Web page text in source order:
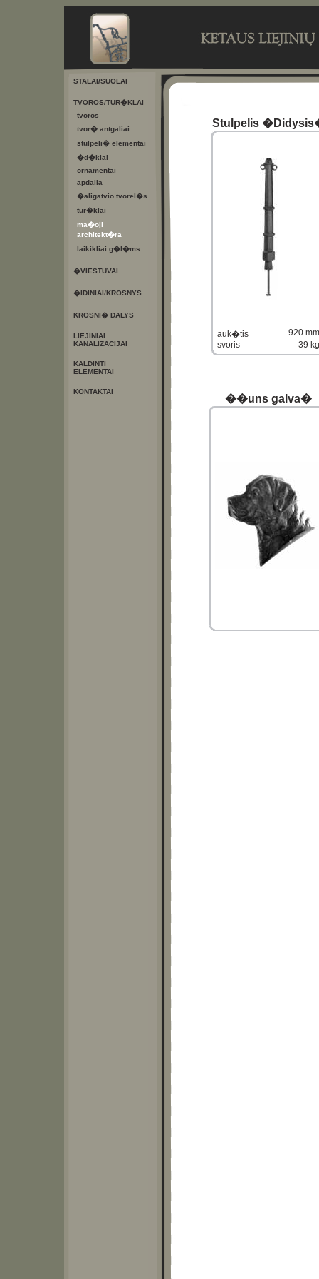
STALAI/SUOLAI
TVOROS/TUR�KLAI
tvoros
tvor� antgaliai
stulpeli� elementai
�d�klai
ornamentai
apdaila
�aligatvio tvorel�s
tur�klai
ma�oji
architekt�ra
laikikliai g�l�ms
�VIESTUVAI
�IDINIAI/KROSNYS
KROSNI� DALYS
LIEJINIAI
KANALIZACIJAI
KALDINTI
ELEMENTAI
KONTAKTAI
Stulpelis
auk�tis
920 mm
svoris
39 kg
��uns galva�